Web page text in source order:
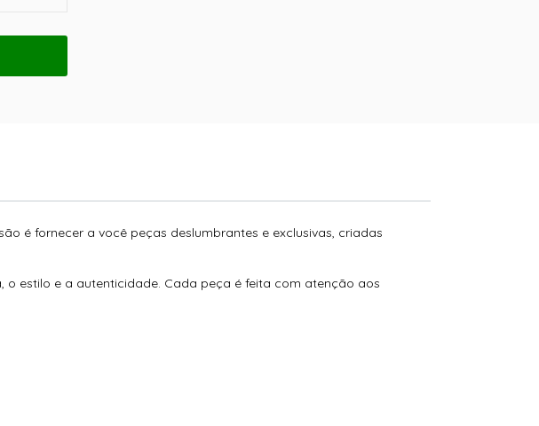
é fornecer a você peças deslumbrantes e exclusivas, criadas
estilo e a autenticidade. Cada peça é feita com atenção aos